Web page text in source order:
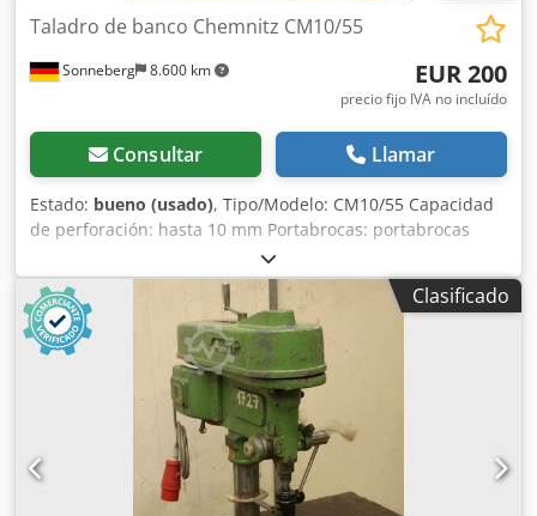
Sonneberg 8.600 km
Taladro de banco Chemnitz CM10/55
EUR 200
precio fijo IVA no incluído
Consultar Llamar
Estado: bueno (usado), Tipo/Modelo: CM10/55 Capacidad
de perforación: hasta 10 mm Portabrocas: portabrocas
Rango de velocidad: de 460 a 2.190 rpm (?) Recorrido: 100
mm Saliente: 220 mm Mesa: 275 x 220 mm Potencia total:
0,4 kW Accesorios/Equipamiento: portabrocas Estado:
bueno Peso: 125 kg Dimensiones: 330 x 750 x 660 mm
Cjdpfxoznrnyo Ah Torf
Clasificado